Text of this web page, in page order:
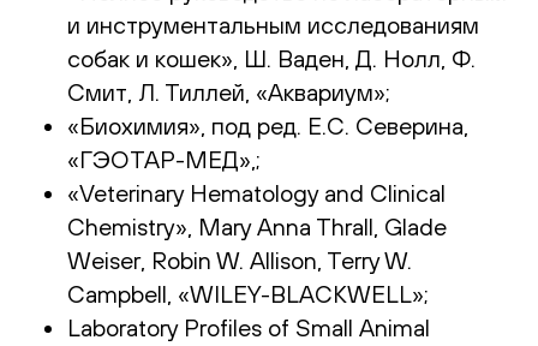
и инструментальным исследованиям
собак и кошек», Ш. Ваден, Д. Нолл, Ф.
Смит, Л. Тиллей, «Аквариум»;
«Биохимия», под ред. Е.С. Северина,
«ГЭОТАР-МЕД»,;
«Veterinary Hematology and Clinical
Chemistry», Mary Anna Thrall, Glade
Weiser, Robin W. Allison, Terry W.
Campbell, «WILEY-BLACKWELL»;
Laboratory Profiles of Small Animal